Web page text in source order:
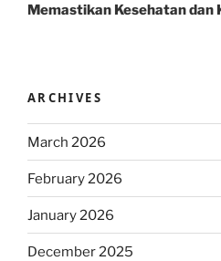
Memastikan Kesehatan dan
ARCHIVES
March 2026
February 2026
January 2026
December 2025